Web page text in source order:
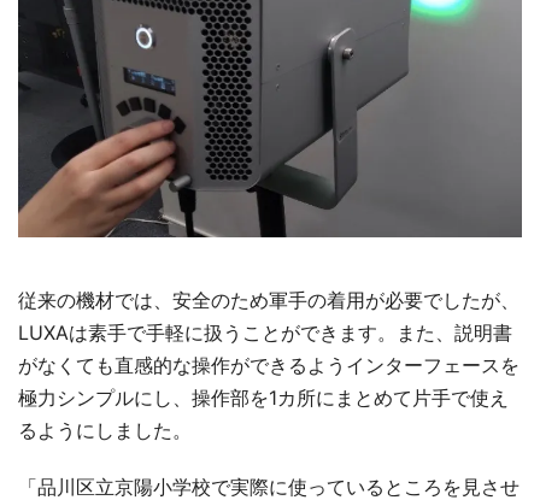
従来の機材では、安全のため軍手の着用が必要でしたが、
LUXAは素手で手軽に扱うことができます。また、説明書
がなくても直感的な操作ができるようインターフェースを
極力シンプルにし、操作部を1カ所にまとめて片手で使え
るようにしました。
「品川区立京陽小学校で実際に使っているところを見させ